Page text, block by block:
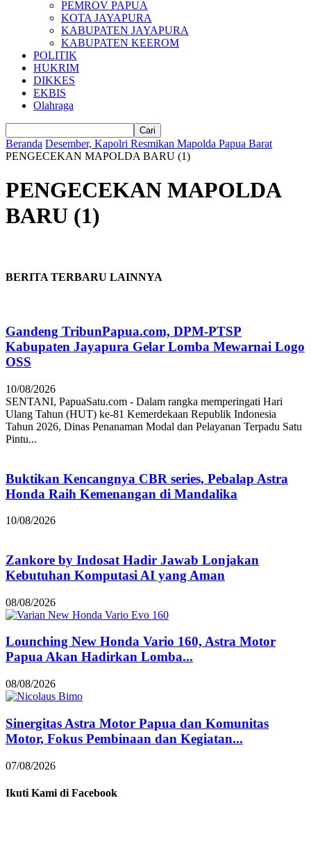
PEMROV PAPUA
KOTA JAYAPURA
KABUPATEN JAYAPURA
KABUPATEN KEEROM
POLITIK
HUKRIM
DIKKES
EKBIS
Olahraga
Beranda Desember, Kapolri Resmikan Mapolda Papua Barat
PENGECEKAN MAPOLDA BARU (1)
PENGECEKAN MAPOLDA
BARU (1)
BERITA TERBARU LAINNYA
Gandeng TribunPapua.com, DPM-PTSP
Kabupaten Jayapura Gelar Lomba Mewarnai Logo
OSS
10/08/2026
SENTANI, PapuaSatu.com - Dalam rangka memperingati Hari
Ulang Tahun (HUT) ke-81 Kemerdekaan Republik Indonesia
Tahun 2026, Dinas Penanaman Modal dan Pelayanan Terpadu Satu
Pintu...
Buktikan Kencangnya CBR series, Pebalap Astra
Honda Raih Kemenangan di Mandalika
10/08/2026
Zankore by Indosat Hadir Jawab Lonjakan
Kebutuhan Komputasi AI yang Aman
08/08/2026
Lounching New Honda Vario 160, Astra Motor
Papua Akan Hadirkan Lomba...
08/08/2026
Sinergitas Astra Motor Papua dan Komunitas
Motor, Fokus Pembinaan dan Kegiatan...
07/08/2026
Ikuti Kami di Facebook